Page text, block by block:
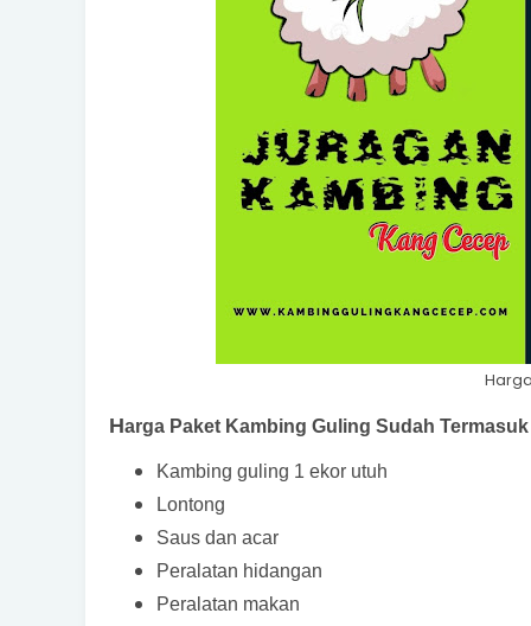
Harga Paket Kambing Guling Sudah
Kambing guling 1 ekor utuh
Lontong
Saus dan acar
Peralatan hidangan
Peralatan makan